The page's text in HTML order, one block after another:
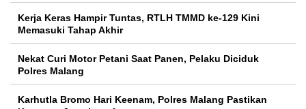
Kerja Keras Hampir Tuntas, RTLH TMMD ke-129 Kini
Memasuki Tahap Akhir
Nekat Curi Motor Petani Saat Panen, Pelaku Diciduk
Polres Malang
Karhutla Bromo Hari Keenam, Polres Malang Pastikan